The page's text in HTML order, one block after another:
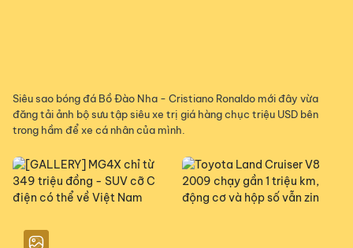
Siêu sao bóng đá Bồ Đào Nha - Cristiano Ronaldo mới đây vừa
đăng tải ảnh bộ sưu tập siêu xe trị giá hàng chục triệu USD bên
trong hầm để xe cá nhân của mình.